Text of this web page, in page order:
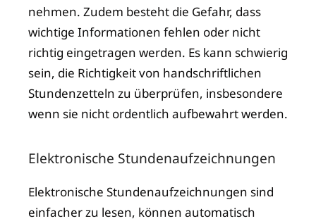
nehmen. Zudem besteht die Gefahr, dass
wichtige Informationen fehlen oder nicht
richtig eingetragen werden. Es kann schwierig
sein, die Richtigkeit von handschriftlichen
Stundenzetteln zu überprüfen, insbesondere
wenn sie nicht ordentlich aufbewahrt werden.
Elektronische Stundenaufzeichnungen
Elektronische Stundenaufzeichnungen sind
einfacher zu lesen, können automatisch